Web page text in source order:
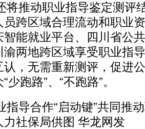
将推动职业指导鉴定测评
跨区域合理流动和职业
能就业平台、四川省公
渝两地跨区域享受职业指
认，无需重新测评，促进
跑路”、“不跑路”。
指导合作“启动键”共同推
社保局供图 华龙网发